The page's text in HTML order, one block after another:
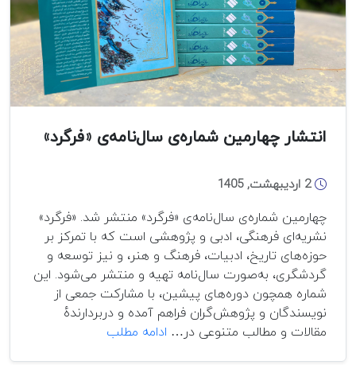
انتشار چهارمین شماره‌ی سال‌نامه‌ی «فرگرد»
2 اردیبهشت, 1405
چهارمین شماره‌ی سال‌نامه‌ی «فرگرد» منتشر شد. «فرگرد»
نشریه‌ای فرهنگی، ادبی و پژوهشی است که با تمرکز بر
حوزه‌های تاریخ، ادبیات، فرهنگ و هنر، و نیز توسعه و
گردشگری، به‌صورت سال‌نامه تهیه و منتشر می‌شود. این
شماره همچون دوره‌های پیشین، با مشارکت جمعی از
نویسندگان و پژوهش‌گران فراهم آمده و دربردارندهٔ
مقالات و مطالب متنوعی در… ادامه مطلب